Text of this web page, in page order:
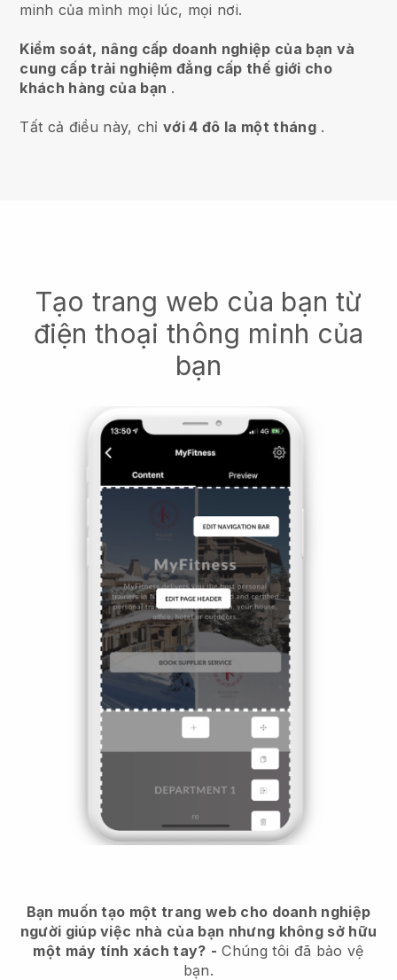
minh của mình mọi lúc, mọi nơi.
Kiểm soát, nâng cấp doanh nghiệp của bạn và
cung cấp trải nghiệm đẳng cấp thế giới cho
khách hàng của bạn .
Tất cả điều này, chỉvới 4 đô la một tháng.
Tạo trang web của bạn từ
điện thoại thông minh của
bạn
Bạn muốn tạo một trang web cho doanh nghiệp
người giúp việc nhà của bạn nhưng không sở hữu
một máy tính xách tay? - Chúng tôi đã bảo vệ
bạn.